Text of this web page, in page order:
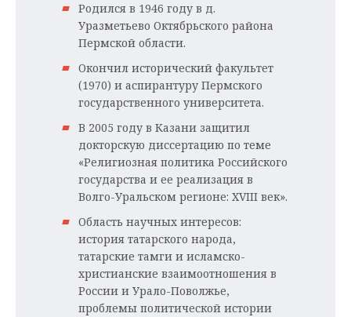
Родился в 1946 году в д.
Уразметьево Октябрьского района
Пермской области.
Окончил исторический факультет
(1970) и аспирантуру Пермского
государственного университета.
В 2005 году в Казани защитил
докторскую диссертацию по теме
«Религиозная политика Российского
государства и ее реализация в
Волго-Уральском регионе: XVIII век».
Область научных интересов:
история татарского народа,
татарские тамги и исламско-
христианские взаимоотношения в
России и Урало-Поволжье,
проблемы политической истории